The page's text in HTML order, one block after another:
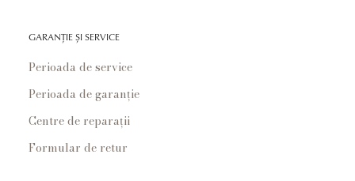
GARANȚIE ȘI SERVICE
Perioada de service
Perioada de garanție
Centre de reparații
Formular de retur